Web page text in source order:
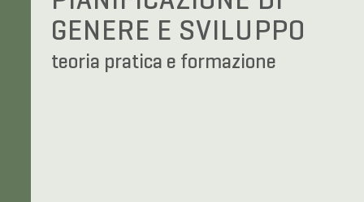
GENERE E SVILUPPO
teoria pratica e formazione